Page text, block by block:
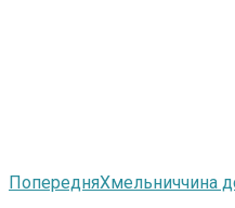
ПопередняХмельниччина